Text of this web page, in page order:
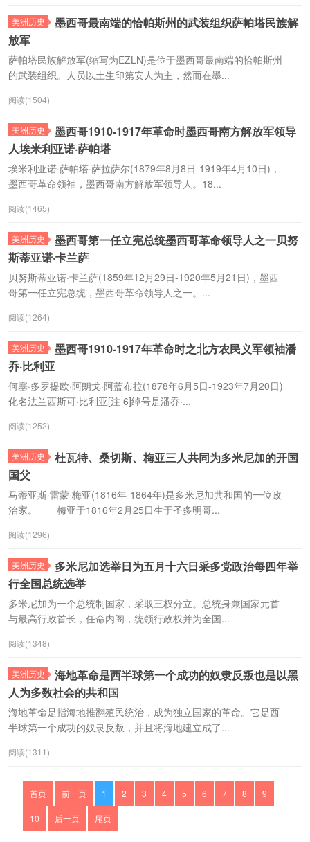
美洲历史
墨西哥最南端的恰帕斯州的武装组织萨帕塔民族解
放军
萨帕塔民族解放军(缩写为EZLN)是位于墨西哥最南端的恰帕斯州
的武装组织。人员以土生印第安人为主，然而在墨...
阅读(1504)
美洲历史
墨西哥1910-1917年革命时墨西哥南方解放军领导
人埃米利亚诺·萨帕塔
埃米利亚诺·萨帕塔·萨拉萨尔(1879年8月8日-1919年4月10日)，
墨西哥革命领袖，墨西哥南方解放军领导人。18...
阅读(1465)
美洲历史
墨西哥第一任立宪总统墨西哥革命领导人之一贝努
斯蒂亚诺·卡兰萨
贝努斯蒂亚诺·卡兰萨(1859年12月29日-1920年5月21日)，墨西
哥第一任立宪总统，墨西哥革命领导人之一。...
阅读(1264)
美洲历史
墨西哥1910-1917年革命时之北方农民义军领袖潘
乔·比利亚
何塞·多罗提欧·阿朗戈·阿蓝布拉(1878年6月5日-1923年7月20日)
化名法兰西斯可·比利亚[注 6]绰号是潘乔·...
阅读(1252)
美洲历史
杜瓦特、桑切斯、梅亚三人共同为多米尼加的开国
国父
马蒂亚斯·雷蒙·梅亚(1816年-1864年)是多米尼加共和国的一位政
治家。 梅亚于1816年2月25日生于圣多明哥...
阅读(1296)
美洲历史
多米尼加选举日为五月十六日采多党政治每四年举
行全国总统选举
多米尼加为一个总统制国家，采取三权分立。总统身兼国家元首
与最高行政首长，任命内阁，统领行政权并为全国...
阅读(1348)
美洲历史
海地革命是西半球第一个成功的奴隶反叛也是以黑
人为多数社会的共和国
海地革命是指海地推翻殖民统治，成为独立国家的革命。它是西
半球第一个成功的奴隶反叛，并且将海地建立成了...
阅读(1311)
首页 前一页 1 2 3 4 5 6 7 8 9
10 后一页 尾页